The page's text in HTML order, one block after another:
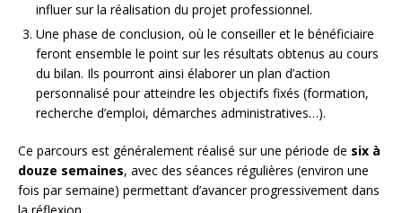
influer sur la réalisation du projet professionnel.
Une phase de conclusion, où le conseiller et le bénéficiaire
feront ensemble le point sur les résultats obtenus au cours
du bilan. Ils pourront ainsi élaborer un plan d’action
personnalisé pour atteindre les objectifs fixés (formation,
recherche d’emploi, démarches administratives…).
Ce parcours est généralement réalisé sur une période de six à
douze semaines, avec des séances régulières (environ une
fois par semaine) permettant d’avancer progressivement dans